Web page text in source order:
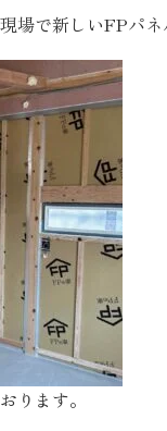
場で新しいFPパ
ります。